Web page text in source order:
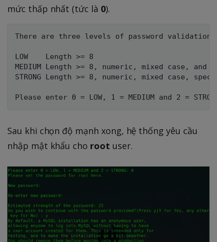
mức thấp nhất (tức là 0).
There are three levels of password validation
LOW    Length >= 8
MEDIUM Length >= 8, numeric, mixed case, and
STRONG Length >= 8, numeric, mixed case,
Sau khi chọn độ mạnh xong, hệ thống yêu cầu
nhập mật khẩu cho root user.